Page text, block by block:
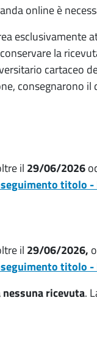
online è
esclusivamente
la
cartaceo
il 29/06/2026
titolo -
il 29/06/2026,
titolo -
ricevuta.